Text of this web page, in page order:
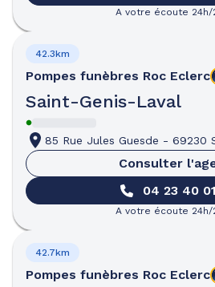
A votre écoute 24h/
Pompes funèbres Roc Eclerc
Saint-Genis-Laval
42.3km
85 Rue Jules Guesde - 69230
Consulter
04 23 40
A votre écoute 24h/
Pompes funèbres Roc Eclerc
42.7km